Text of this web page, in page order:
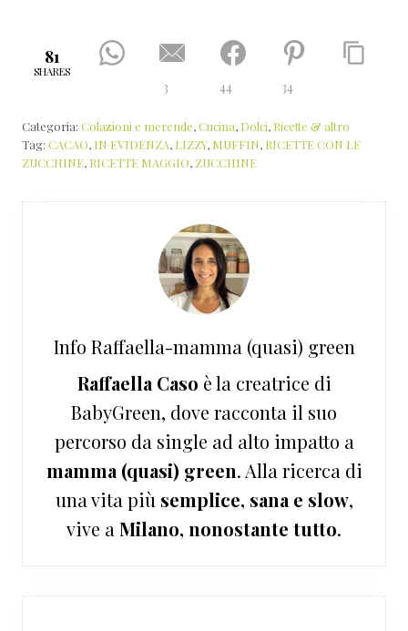
81
SHARES
3 44 34
Categoria: Colazioni e merende,Cucina, Dolci, Ricette & altro
Tag: CACAO, IN EVIDENZA, LIZZY, MUFFIN, RICETTE CON LE
ZUCCHINE, RICETTE MAGGIO, ZUCCHINE
Info Raffaella-mamma (quasi) green
Raffaella Caso è la creatrice di
BabyGreen, dove racconta il suo
percorso da single ad alto impatto a
mamma (quasi) green. Alla ricerca di
una vita più semplice, sana e slow,
vive a Milano, nonostante tutto.